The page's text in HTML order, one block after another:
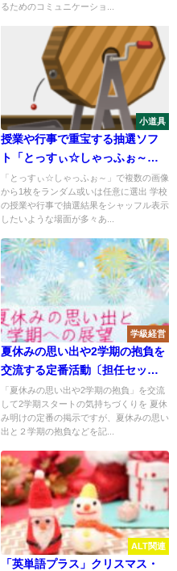
るためのコミュニケーショ...
小道具
授業や行事で重宝する抽選ソフ
ト「とっすぃ☆しゃっふぉ～」
の紹介
「とっすぃ☆しゃっふぉ～」で複数の画像
から1枚をランダム或いは任意に選出 学校
の授業や行事で抽選結果をシャッフル表示
したいような場面が多々あ...
学級経営
夏休みの思い出や2学期の抱負を
交流する定番活動〔担任セッ
ト〕
「夏休みの思い出や2学期の抱負」を交流
して2学期スタートの気持ちづくりを 夏休
み明けの定番の掲示ですが、夏休みの思い
出と２学期の抱負などを記...
ALT関連
「英単語プラス」クリスマス・